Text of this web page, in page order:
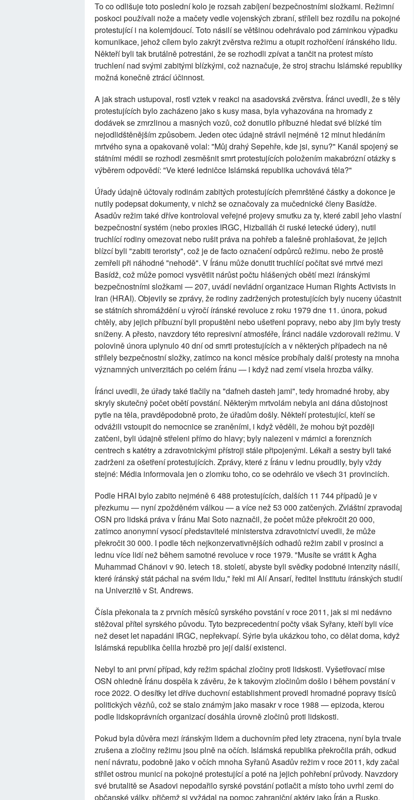
To co odlišuje toto poslední kolo je rozsah zabíjení bezpečnostními složkami. Režimní
poskoci používali nože a mačety vedle vojenských zbraní, stříleli bez rozdílu na pokojné
protestující i na kolemjdoucí. Toto násilí se většinou odehrávalo pod záminkou výpadku
komunikace, jehož cílem bylo zakrýt zvěrstva režimu a otupit rozhořčení íránského lidu.
Někteří byli tak brutálně potrestáni, že se rozhodli zpívat a tančit na protest místo
truchlení nad svými zabitými blízkými, což naznačuje, že stroj strachu Islámské republiky
možná konečně ztrácí účinnost.
A jak strach ustupoval, rostl vztek v reakci na asadovská zvěrstva. Íránci uvedli, že s těly
protestujících bylo zacházeno jako s kusy masa, byla vyhazována na hromady z
dodávek se zmrzlinou a masných vozů, což donutilo příbuzné hledat své blízké tím
nejodlidštěnějším způsobem. Jeden otec údajně strávil nejméně 12 minut hledáním
mrtvého syna a opakovaně volal: "Můj drahý Sepehře, kde jsi, synu?" Kanál spojený se
státními médii se rozhodl zesměšnit smrt protestujících položením makabrózní otázky s
výběrem odpovědí: "Ve které ledničce Islámská republika uchovává těla?"
Úřady údajně účtovaly rodinám zabitých protestujících přemrštěné částky a dokonce je
nutily podepsat dokumenty, v nichž se označovaly za mučednické členy Basídže.
Asadův režim také dříve kontroloval veřejné projevy smutku za ty, které zabil jeho vlastní
bezpečnostní systém (nebo proxies IRGC, Hizballáh či ruské letecké údery), nutil
truchlící rodiny omezovat nebo rušit práva na pohřeb a falešně prohlašovat, že jejich
blízcí byli "zabiti teroristy", což je de facto označení odpůrců režimu. nebo že prostě
zemřeli při náhodné "nehodě". V Íránu může donutit truchlící počítat své mrtvé mezi
Basídž, což může pomoci vysvětlit nárůst počtu hlášených obětí mezi íránskými
bezpečnostními složkami — 207, uvádí nevládní organizace Human Rights Activists in
Iran (HRAI). Objevily se zprávy, že rodiny zadržených protestujících byly nuceny účastnit
se státních shromáždění u výročí íránské revoluce z roku 1979 dne 11. února, pokud
chtěly, aby jejich příbuzní byli propuštěni nebo ušetřeni popravy, nebo aby jim byly tresty
sníženy. A přesto, navzdory této represivní atmosféře, Íránci nadále vzdorovali režimu. V
polovině února uplynulo 40 dní od smrti protestujících a v některých případech na ně
střílely bezpečnostní složky, zatímco na konci měsíce probíhaly další protesty na mnoha
významných univerzitách po celém Íránu — i když nad zemí visela hrozba války.
Íránci uvedli, že úřady také tlačily na "dafneh dasteh jami", tedy hromadné hroby, aby
skryly skutečný počet obětí povstání. Některým mrtvolám nebyla ani dána důstojnost
pytle na těla, pravděpodobně proto, že úřadům došly. Někteří protestující, kteří se
odvážili vstoupit do nemocnice se zraněními, i když věděli, že mohou být později
zatčeni, byli údajně střeleni přímo do hlavy; byly nalezeni v márnici a forenzních
centrech s katétry a zdravotnickými přístroji stále připojenými. Lékaři a sestry byli také
zadrženi za ošetření protestujících. Zprávy, které z Íránu v lednu proudily, byly vždy
stejné: Média informovala jen o zlomku toho, co se odehrálo ve všech 31 provinciích.
Podle HRAI bylo zabito nejméně 6 488 protestujících, dalších 11 744 případů je v
přezkumu — nyní zpožděném válkou — a více než 53 000 zatčených. Zvláštní zpravodaj
OSN pro lidská práva v Íránu Mai Soto naznačil, že počet může překročit 20 000,
zatímco anonymní vysocí představitelé ministerstva zdravotnictví uvedli, že může
překročit 30 000. I podle těch nejkonzervativnějších odhadů režim zabil v prosinci a
lednu více lidí než během samotné revoluce v roce 1979. "Musíte se vrátit k Agha
Muhammad Chánovi v 90. letech 18. století, abyste byli svědky podobné intenzity násilí,
které íránský stát páchal na svém lidu," řekl mi Alí Ansarí, ředitel Institutu íránských studií
na Univerzitě v St. Andrews.
Čísla překonala ta z prvních měsíců syrského povstání v roce 2011, jak si mi nedávno
stěžoval přítel syrského původu. Tyto bezprecedentní počty však Syřany, kteří byli více
než deset let napadáni IRGC, nepřekvapí. Sýrie byla ukázkou toho, co dělat doma, když
Islámská republika čelila hrozbě pro její další existenci.
Nebyl to ani první případ, kdy režim spáchal zločiny proti lidskosti. Vyšetřovací mise
OSN ohledně Íránu dospěla k závěru, že k takovým zločinům došlo i během povstání v
roce 2022. O desítky let dříve duchovní establishment provedl hromadné popravy tisíců
politických vězňů, což se stalo známým jako masakr v roce 1988 — epizoda, kterou
podle lidskoprávních organizací dosáhla úrovně zločinů proti lidskosti.
Pokud byla důvěra mezi íránským lidem a duchovním před lety ztracena, nyní byla trvale
zrušena a zločiny režimu jsou plně na očích. Islámská republika překročila práh, odkud
není návratu, podobně jako v očích mnoha Syřanů Asadův režim v roce 2011, kdy začal
střílet ostrou municí na pokojné protestující a poté na jejich pohřební průvody. Navzdory
své brutalitě se Asadovi nepodařilo syrské povstání potlačit a místo toho uvrhl zemi do
občanské války, přičemž si vyžádal na pomoc zahraniční aktéry jako Írán a Rusko,